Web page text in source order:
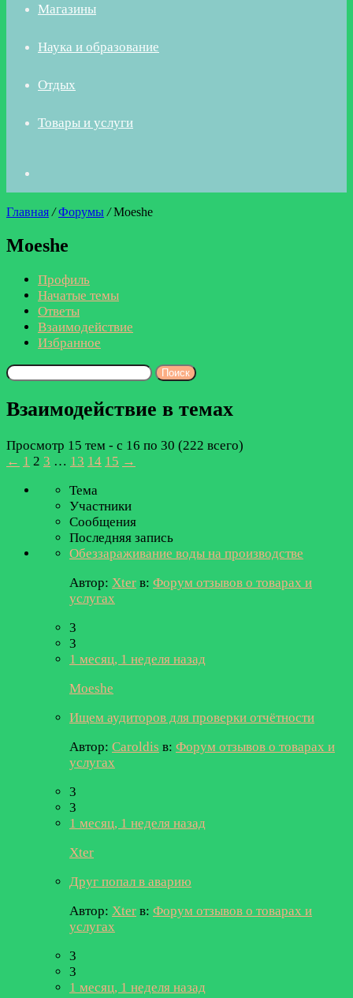
Магазины
Наука и образование
Отдых
Товары и услуги
Главная / Форумы / Moeshe
Moeshe
Профиль
Начатые темы
Ответы
Взаимодействие
Избранное
Поиск
Взаимодействие в темах
Просмотр 15 тем - с 16 по 30 (222 всего)
← 1 2 3 … 13 14 15 →
Тема
Участники
Сообщения
Последняя запись
Обеззараживание воды на производстве
Автор: Xter в: Форум отзывов о товарах и
услугах
3
3
1 месяц, 1 неделя назад
Moeshe
Ищем аудиторов для проверки отчётности
Автор: Caroldis в: Форум отзывов о товарах и
услугах
3
3
1 месяц, 1 неделя назад
Xter
Друг попал в аварию
Автор: Xter в: Форум отзывов о товарах и
услугах
3
3
1 месяц, 1 неделя назад